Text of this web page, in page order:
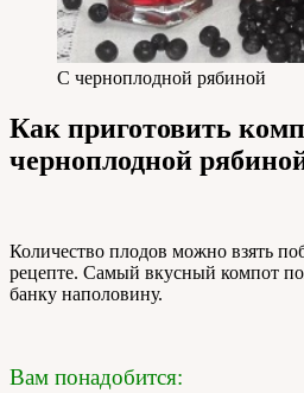
С черноплодной рябиной
Как приготовить
черноплодной
Количество плодов можно взять
рецепте. Самый вкусный компот
банку наполовину.
Вам понадобится: